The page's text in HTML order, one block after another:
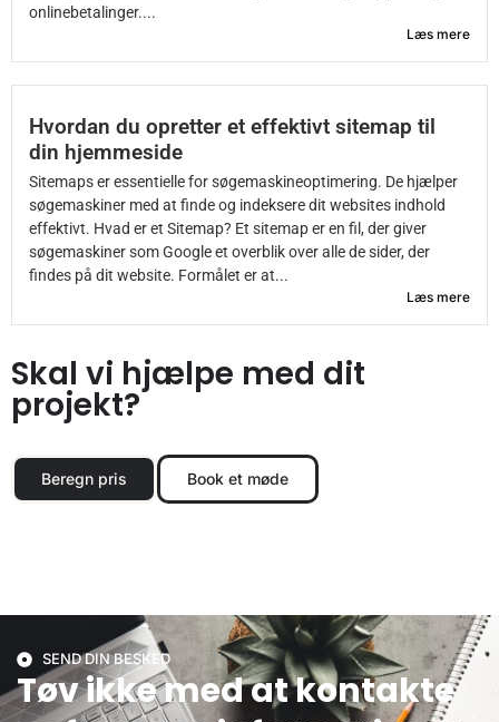
onlinebetalinger....
Læs mere
Hvordan du opretter et effektivt sitemap til
din hjemmeside
Sitemaps er essentielle for søgemaskineoptimering. De hjælper
søgemaskiner med at finde og indeksere dit websites indhold
effektivt. Hvad er et Sitemap? Et sitemap er en fil, der giver
søgemaskiner som Google et overblik over alle de sider, der
findes på dit website. Formålet er at...
Læs mere
Skal vi hjælpe med dit
projekt?
Beregn pris Book et møde
SEND DIN BESKED
Tøv ikke med at kontakte